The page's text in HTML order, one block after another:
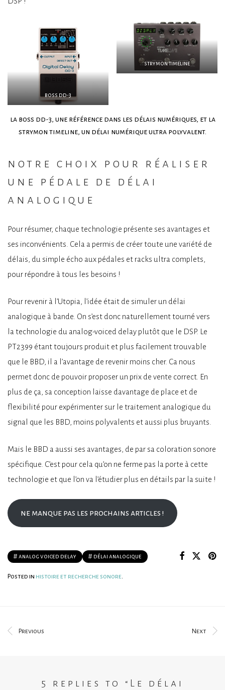
boss dd-3
strymon timeline
la boss dd-3, une référence dans les délais numériques, et la
strymon timeline, un délai numérique ultra polyvalent.
notre choix pour réaliser
une pédale de délai
analogique
Pour résumer, chaque technologie présente ses avantages et
ses inconvénients. Cela a permis de créer toute une variété de
délais, du simple écho aux pédales et racks ultra complets,
pour répondre à tous les besoins !
Pour revenir à l’Utopia, l’idée était de simuler un délai
analogique à bande. On s’est donc naturellement tourné vers
la technologie du analog-voiced delay plutôt que le DSP. Le
PT2399 étant toujours produit et plus facilement trouvable
que le BBD, il a l’avantage de revenir moins cher. Ca nous
permet donc de pouvoir proposer un prix de vente correct. En
plus de ça, sa conception laisse davantage de place et de
flexibilité pour expérimenter sur le traitement analogique du
signal que les BBD, moins polyvalents et aussi plus bruyants.
Mais le BBD a aussi ses avantages, de par sa coloration sonore
spécifique. C’est pour cela qu’on ne ferme pas la porte à cette
technologie et que l’on va l’étudier plus en détails par la suite !
ne manque pas les prochains articles !
analog voiced delay délai analogique
Posted in histoire et recherche sonore.
Previous Next
5 replies to “ Le délai